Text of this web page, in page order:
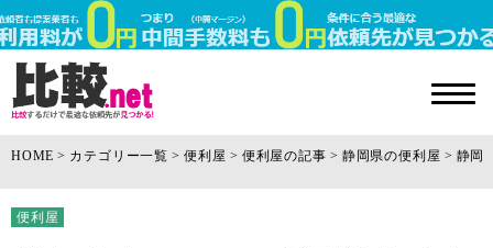
HOME カテゴリー一覧 便利屋 便利屋の記事 静岡県の便利屋 静岡
便利屋